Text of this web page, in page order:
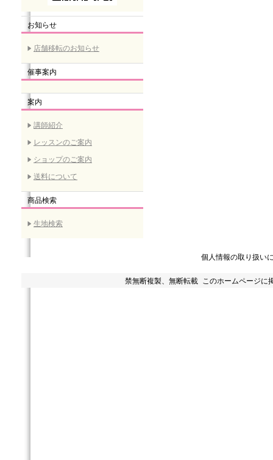
お知らせ
店舗移転のお知らせ
催事案内
案内
講師紹介
レッスンのご案内
ショップのご案内
送料について
商品検索
生地検索
個人情報の取り扱い
禁無断複製、無断転載 このホームページに